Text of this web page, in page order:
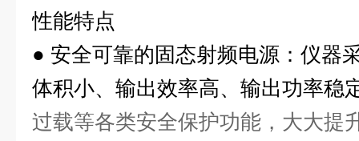
性能特点
● 安全可靠的固态射频电源：仪器
体积小、输出效率高、输出功率稳
过载等各类安全保护功能，大大提